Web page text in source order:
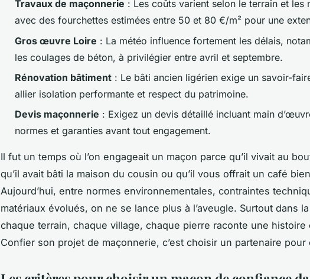
Travaux de maçonnerie : Les coûts varient selon le terrain et les
avec des fourchettes estimées entre 50 et 80 €/m² pour une
Gros œuvre Loire : La météo influence fortement les délais,
les coulages de béton, à privilégier entre avril et septembre.
Rénovation bâtiment : Le bâti ancien ligérien exige un savoir-
allier isolation performante et respect du patrimoine.
Devis maçonnerie : Exigez un devis détaillé incluant main
normes et garanties avant tout engagement.
Il fut un temps où l’on engageait un maçon parce qu’il vivait au
qu’il avait bâti la maison du cousin ou qu’il vous offrait un café
Aujourd’hui, entre normes environnementales, contraintes
matériaux évolués, on ne se lance plus à l’aveugle. Surtout dans
chaque terrain, chaque village, chaque pierre raconte une histoire
Confier son projet de maçonnerie, c’est choisir un partenaire pour